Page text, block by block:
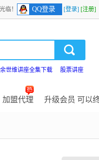
临！ QQ登录 [登录] [注册]
余世维讲座全集下载 股票讲座
加盟代理 升级会员 可以